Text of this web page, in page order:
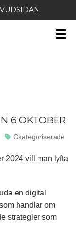
6 OKTOBER
Kategorier:
Okategoriserade
2024 vill man lyfta
en digital
handlar om
strategier som